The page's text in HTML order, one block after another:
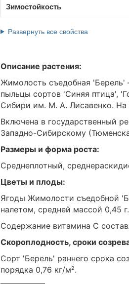
Зимостойкость
Развернуть все свойства
Описание растения:
Жимолость съедобная 'Берель'
пыльцы сортов 'Синяя птица',
Сибири им. М. А. Лисавенко. На
Включена в государственный
Западно-Сибирскому
Размеры и форма роста:
Среднеплотный,
Цветы и плоды:
Ягоды Жимолости съедобной
налетом, средней массой 0,45
Содержание витамина С
Скороплодность, сроки
Сорт 'Берель' раннего срока
порядка 0,76 кг/м².